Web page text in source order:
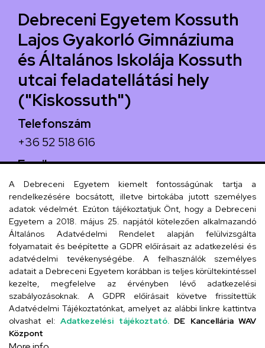
Debreceni Egyetem Kossuth
Lajos Gyakorló Gimnáziuma
és Általános Iskolája Kossuth
utcai feladatellátási hely
("Kiskossuth")
Telefonszám
+36 52 518 616
Email
iskola@kossuth-alt.unideb.hu
Cím
4024 Debrecen, Kossuth utca 33.
Szervezeti telefonkönyv
UD telefonkönyv
A Debreceni Egyetem kiemelt fontosságúnak tartja a
rendelkezésére bocsátott, illetve birtokába jutott személyes
adatok védelmét. Ezúton tájékoztatjuk Önt, hogy a Debreceni
Egyetem a 2018. május 25. napjától kötelezően alkalmazandó
Általános Adatvédelmi Rendelet alapján felülvizsgálta
folyamatait és beépítette a GDPR előírásait az adatkezelési és
adatvédelmi tevékenységébe. A felhasználók személyes
adatait a Debreceni Egyetem korábban is teljes körültekintéssel
kezelte, megfelelve az érvényben lévő adatkezelési
szabályozásoknak. A GDPR előírásait követve frissítettük
Adatvédelmi Tájékoztatónkat, amelyet az alábbi linkre kattintva
olvashat el: Adatkezelési tájékoztató. DE Kancellária WAV
Központ